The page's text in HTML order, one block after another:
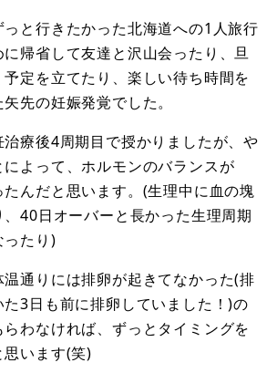
と行きたかった北海道への1人旅行
帰省して友達と沢山会ったり、旦
定を立てたり、楽しい待ち時間を
先の妊娠発覚でした。
療後4周期目で授かりましたが、や
よって、ホルモンのバランスが
んだと思います。(生理中に血の塊
40日オーバーと長かった生理周期
ったり)
通りには排卵が起きてなかった(排
3日も前に排卵していました！)の
わなければ、ずっとタイミングを
います(笑)